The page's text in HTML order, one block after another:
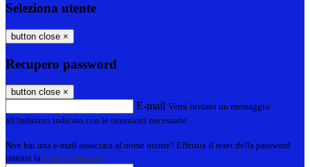
Seleziona utente
button close ×
Recupero password
button close ×
E-mail Verrà inviato un messaggio
all'indirizzo indicato con le istruzioni necessarie.
Non hai una e-mail associata al nome utente? Effettua il reset della password
tramite la Login Spaggiari